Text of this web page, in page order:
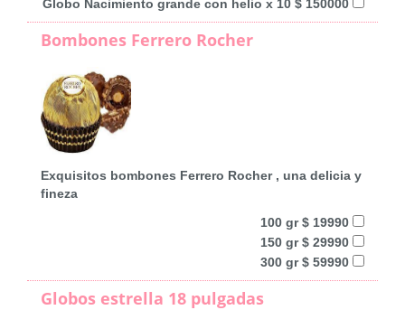
Globo Nacimiento grande con helio x 10 $ 150000
Bombones Ferrero Rocher
Exquisitos bombones Ferrero Rocher , una delicia y
fineza
100 gr $ 19990
150 gr $ 29990
300 gr $ 59990
Globos estrella 18 pulgadas